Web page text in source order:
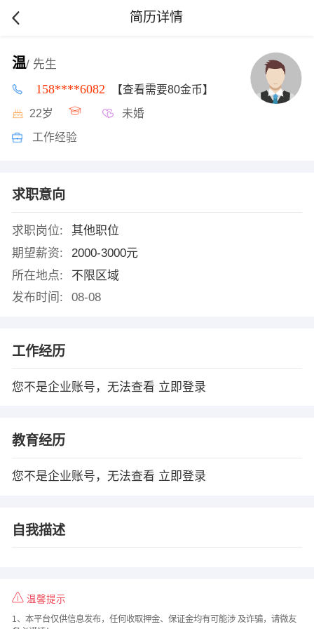
简历详情
温/ 先生
158****6082 【查看需要80金币】
22岁 未婚
工作经验
求职意向
求职岗位:
其他职位
期望薪资:
2000-3000元
所在地点:
不限区域
发布时间:
08-08
工作经历
您不是企业账号，无法查看 立即登录
教育经历
您不是企业账号，无法查看 立即登录
自我描述
温馨提示
1、本平台仅供信息发布，任何收取押金、保证金均有可能涉 及诈骗，请微友